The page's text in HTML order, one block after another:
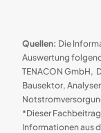
Quellen: Die
Auswertung
TENACON GmbH,
Bausektor,
*Dieser
Informationen aus